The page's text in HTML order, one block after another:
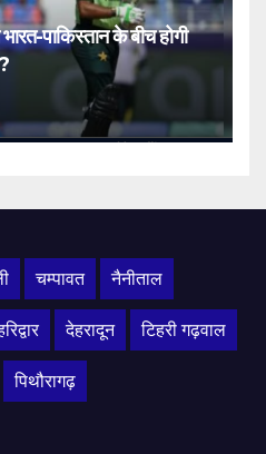
पाकिस्तान के बीच होगी
चम्पावत नैनीताल
देहरादून टिहरी गढ़वाल
पिथौरागढ़